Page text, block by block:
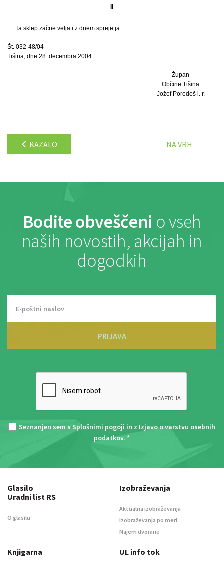
II
Ta sklep začne veljati z dnem sprejetja.
Št. 032-48/04
Tišina, dne 28. decembra 2004.
Župan
Občine Tišina
Jožef Poredoš l. r.
KAZALO NA VRH
Bodite obveščeni o vseh
naših novostih, akcijah in
dogodkih
PRIJAVA
Seznanjen sem s Splošnimi pogoji in z Izjavo o varstvu osebnih
podatkov. *
Glasilo
Uradni list RS
O glasilu
Izobraževanja
Aktualna izobraževanja
Izobraževanja po meri
Najem dvorane
Knjigarna UL info tok